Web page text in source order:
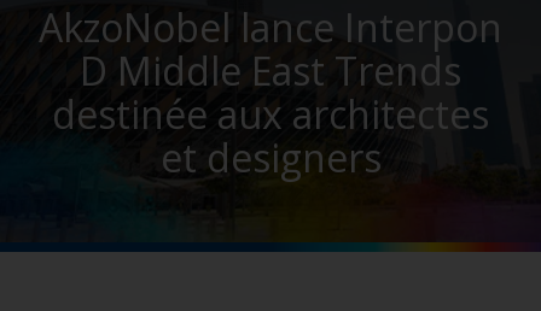
AkzoNobel lance Interpon
D Middle East Trends
destinée aux architectes
et designers